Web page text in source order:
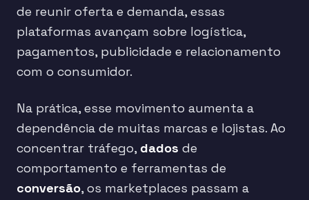
de reunir oferta e demanda, essas
plataformas avançam sobre logística,
pagamentos, publicidade e relacionamento
com o consumidor.
Na prática, esse movimento aumenta a
dependência de muitas marcas e lojistas. Ao
concentrar tráfego, dados de
comportamento e ferramentas de
conversão, os marketplaces passam a